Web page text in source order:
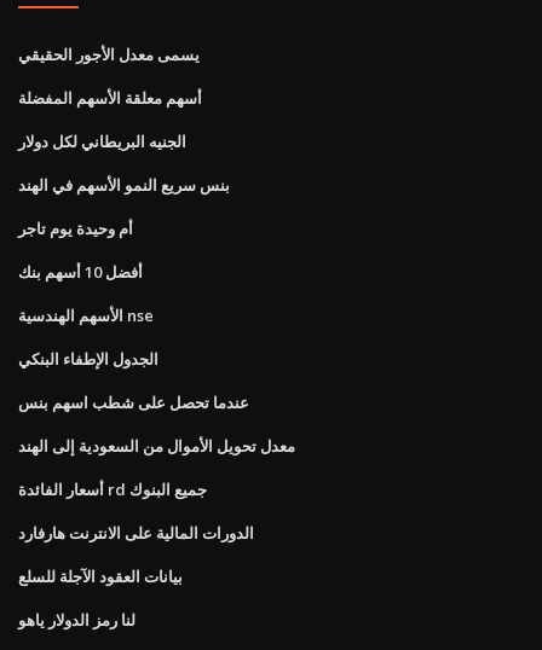
يسمى معدل الأجور الحقيقي
أسهم معلقة الأسهم المفضلة
الجنيه البريطاني لكل دولار
بنس سريع النمو الأسهم في الهند
أم وحيدة يوم تاجر
أفضل 10 أسهم بنك
الأسهم الهندسية nse
الجدول الإطفاء البنكي
عندما تحصل على شطب اسهم بنس
معدل تحويل الأموال من السعودية إلى الهند
أسعار الفائدة rd جميع البنوك
الدورات المالية على الانترنت هارفارد
بيانات العقود الآجلة للسلع
لنا رمز الدولار ياهو